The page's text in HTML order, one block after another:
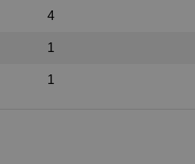
4
1
1